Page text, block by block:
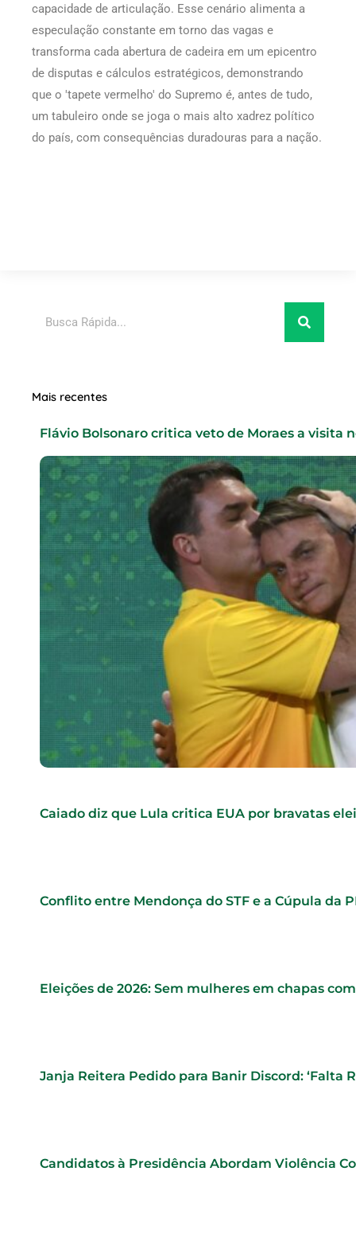
capacidade de articulação. Esse cenário alimenta a
especulação constante em torno das vagas e
transforma cada abertura de cadeira em um epicentro
de disputas e cálculos estratégicos, demonstrando
que o 'tapete vermelho' do Supremo é, antes de tudo,
um tabuleiro onde se joga o mais alto xadrez político
do país, com consequências duradouras para a nação.
Mais recentes
Flávio Bolsonaro critica veto de Moraes a visita
Caiado diz que Lula critica EUA por bravatas
Conflito entre Mendonça do STF e a Cúpula da
Eleições de 2026: Sem mulheres em chapas
Janja Reitera Pedido para Banir Discord: ‘Falta
Candidatos à Presidência Abordam Violência